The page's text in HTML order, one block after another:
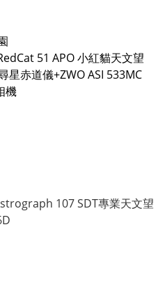
51 APO 小紅貓天文望
赤道儀+ZWO ASI 533MC
機
107 SDT專業天文望